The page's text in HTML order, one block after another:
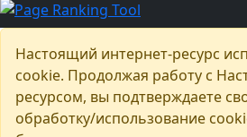
Настоящий интернет-ресурс
cookie. Продолжая работу с
ресурсом, вы подтверждаете
обработку/использование